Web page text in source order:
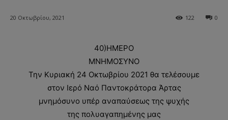
20 Οκτωβρίου, 2021 0
122
40)ΗΜΕΡΟ
ΜΝΗΜΟΣΥΝΟ
Την Κυριακή 24 Οκτωβρίου 2021 θα τελέσουμε
στον Ιερό Ναό Παντοκράτορα Άρτας
μνημόσυνο υπέρ αναπαύσεως της ψυχής
της πολυαγαπημένης μας